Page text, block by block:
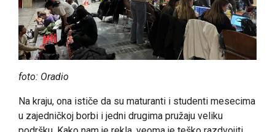
foto: Oradio
Na kraju, ona ističe da su maturanti i studenti mesecima
u zajedničkoj borbi i jedni drugima pružaju veliku